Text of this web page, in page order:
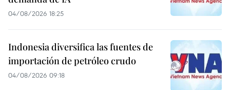
04/08/2026 18:25
Indonesia diversifica las fuentes de
importación de petróleo crudo
04/08/2026 09:18